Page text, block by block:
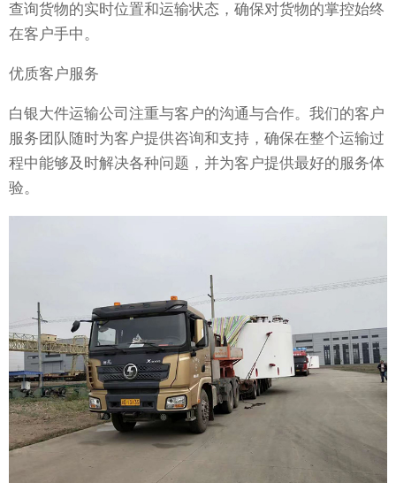
查询货物的实时位置和运输状态，确保对货物的掌控始终
在客户手中。
优质客户服务
白银大件运输公司注重与客户的沟通与合作。我们的客户
服务团队随时为客户提供咨询和支持，确保在整个运输过
程中能够及时解决各种问题，并为客户提供最好的服务体
验。